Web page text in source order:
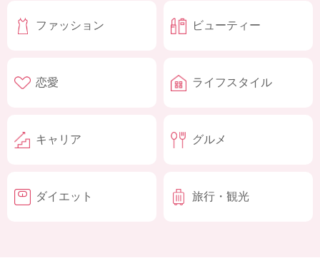
ファッション ビューティー
恋愛 ライフスタイル
キャリア グルメ
ダイエット 旅行・観光